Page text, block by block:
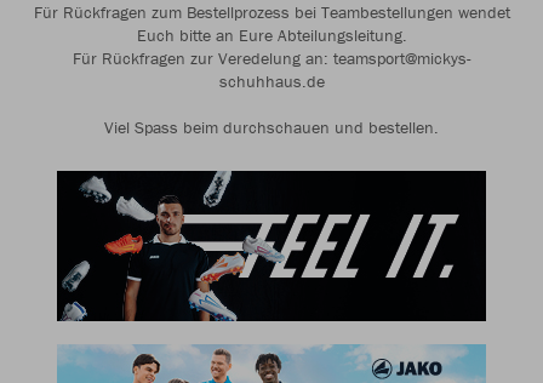
Für Rückfragen zum Bestellprozess bei Teambestellungen wendet
Euch bitte an Eure Abteilungsleitung.
Für Rückfragen zur Veredelung an: teamsport@mickys-
schuhhaus.de
Viel Spass beim durchschauen und bestellen.